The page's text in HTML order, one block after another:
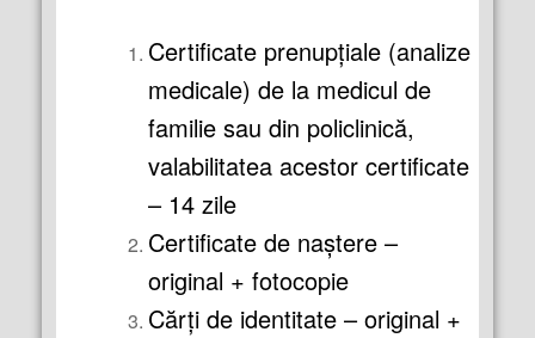
Certificate prenupţiale (analize
medicale) de la medicul de
familie sau din policlinică,
valabilitatea acestor certificate
– 14 zile
Certificate de naştere –
original + fotocopie
Cărţi de identitate – original +